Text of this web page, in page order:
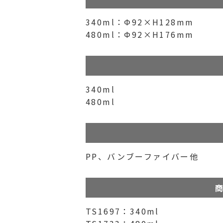
340ml：Φ92×H128mm
480ml：Φ92×H176mm
340ml
480ml
PP、バンブーファイバー他
TS1697：340ml